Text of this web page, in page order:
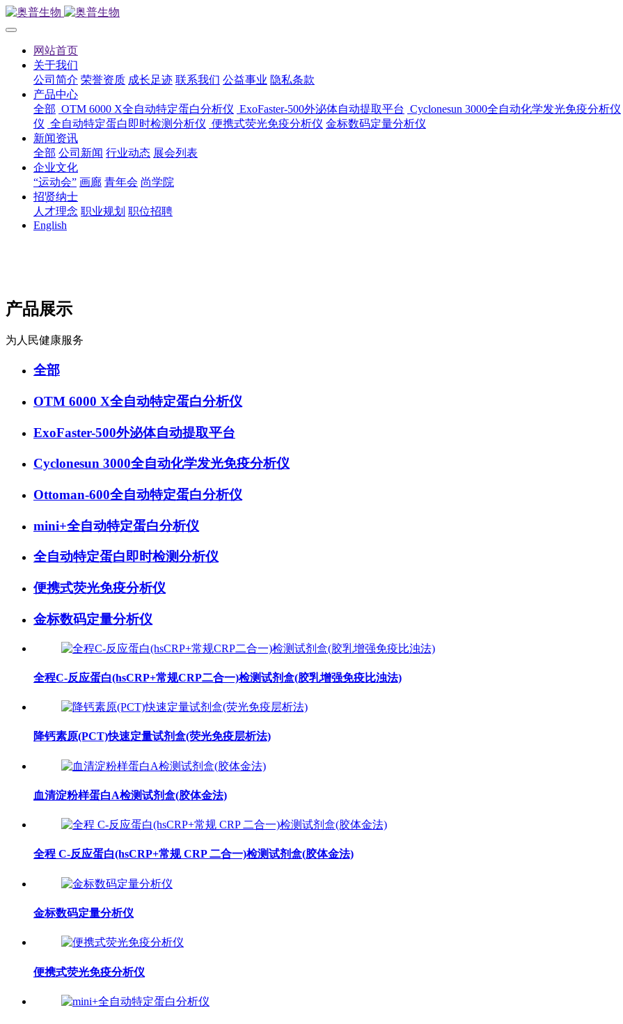
网站首页
关于我们
公司简介 荣誉资质 成长足迹 联系我们 公益事业 隐私条款
产品中心
全部 OTM 6000 X全自动特定蛋白分析仪 ExoFaster-500外泌体自动提取平台 Cyclonesun 3000全自动化学发光免疫分析仪
仪 全自动特定蛋白即时检测分析仪 便携式荧光免疫分析仪 金标数码定量分析仪
新闻资讯
全部 公司新闻 行业动态 展会列表
企业文化
“运动会” 画廊 青年会 尚学院
招贤纳士
人才理念 职业规划 职位招聘
English
产品展示
为人民健康服务
全部
OTM 6000 X全自动特定蛋白分析仪
ExoFaster-500外泌体自动提取平台
Cyclonesun 3000全自动化学发光免疫分析仪
Ottoman-600全自动特定蛋白分析仪
mini+全自动特定蛋白分析仪
全自动特定蛋白即时检测分析仪
便携式荧光免疫分析仪
金标数码定量分析仪
全程C-反应蛋白(hsCRP+常规CRP二合一)检测试剂盒(胶乳增强免疫比浊法)
降钙素原(PCT)快速定量试剂盒(荧光免疫层析法)
血清淀粉样蛋白A检测试剂盒(胶体金法)
全程 C-反应蛋白(hsCRP+常规 CRP 二合一)检测试剂盒(胶体金法)
金标数码定量分析仪
便携式荧光免疫分析仪